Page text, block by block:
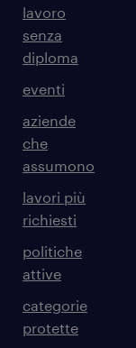
lavoro
senza
diploma
eventi
aziende
che
assumono
lavori più
richiesti
politiche
attive
categorie
protette